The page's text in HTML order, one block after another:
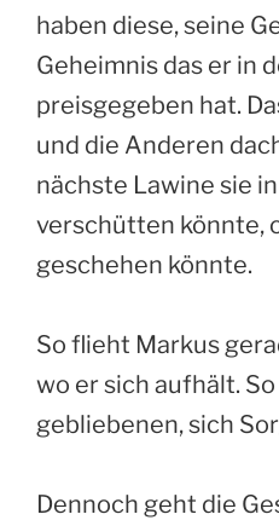
haben diese, seine
Geheimnis das er in
preisgegeben hat.
und die Anderen
nächste Lawine sie
verschütten könnte,
geschehen könnte.
So flieht Markus
wo er sich aufhält.
gebliebenen, sich
Dennoch geht die